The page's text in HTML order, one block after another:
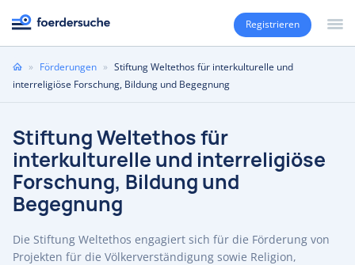
Registrieren
Sie
sind
» Förderungen » Stiftung Weltethos für interkulturelle und
interreligiöse Forschung, Bildung und Begegnung
Stiftung Weltethos für
interkulturelle und interreligiöse
Forschung, Bildung und
Begegnung
Die Stiftung Weltethos engagiert sich für die Förderung von
Projekten für die Völkerverständigung sowie Religion,